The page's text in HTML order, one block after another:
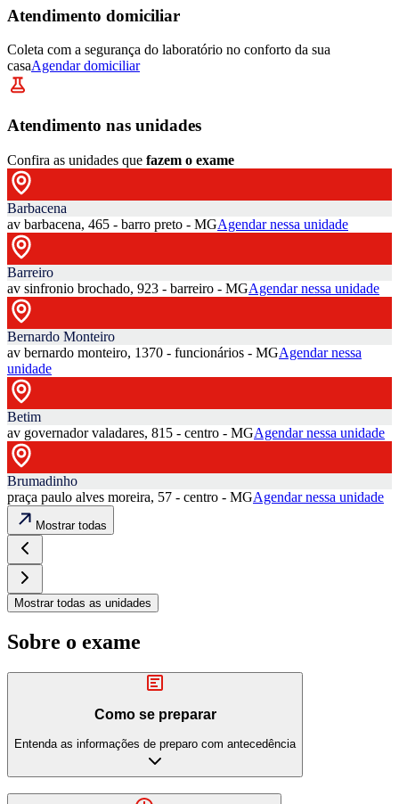
Atendimento domiciliar
Coleta com a segurança do laboratório no conforto da sua
casaAgendar domiciliar
Atendimento nas unidades
Confira as unidades que fazem o exame
Barbacena
av barbacena, 465 - barro preto - MGAgendar nessa unidade
Barreiro
av sinfronio brochado, 923 - barreiro - MGAgendar nessa unidade
Bernardo Monteiro
av bernardo monteiro, 1370 - funcionários - MGAgendar nessa
unidade
Betim
av governador valadares, 815 - centro - MGAgendar nessa unidade
Brumadinho
praça paulo alves moreira, 57 - centro - MGAgendar nessa unidade
Mostrar todas
Mostrar todas as unidades
Sobre o exame
Como se preparar
Entenda as informações de preparo com antecedência